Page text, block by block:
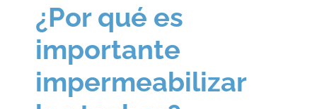
¿Por qué es
importante
impermeabilizar